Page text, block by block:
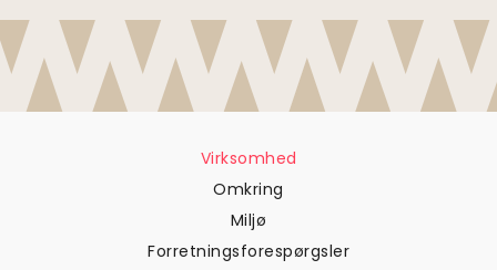
Virksomhed
Omkring
Miljø
Forretningsforespørgsler